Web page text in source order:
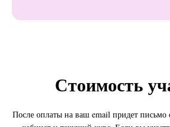
Стоимость
После оплаты на ваш email придет